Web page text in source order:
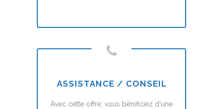
ASSISTANCE / CONSEIL
Avec cette offre, vous bénificiez d'une